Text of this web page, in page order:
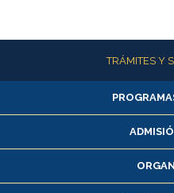
Más informaciónTRÁMITES Y
Alumnas/os
Inscripción y
Consulta y